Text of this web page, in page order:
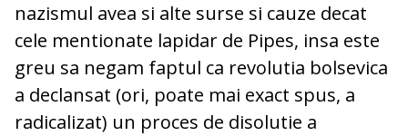
nazismul avea si alte surse si cauze decat
cele mentionate lapidar de Pipes, insa este
greu sa negam faptul ca revolutia bolsevica
a declansat (ori, poate mai exact spus, a
radicalizat) un proces de disolutie a